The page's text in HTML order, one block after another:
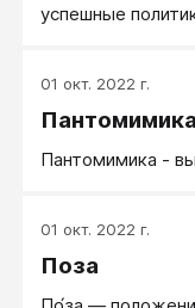
успешные
изучайте язык
01 окт. 2022 г.
Пантомимика
Пантомимика -
01 окт. 2022 г.
Поза